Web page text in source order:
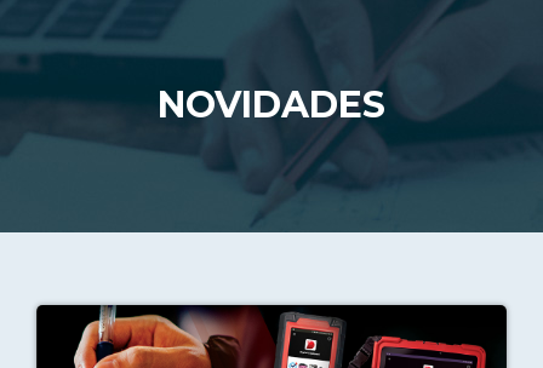
NOVIDADES